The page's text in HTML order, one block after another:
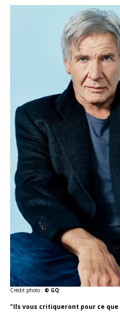
Crédit photo : © GQ
"Ils vous critiqueront pour ce que